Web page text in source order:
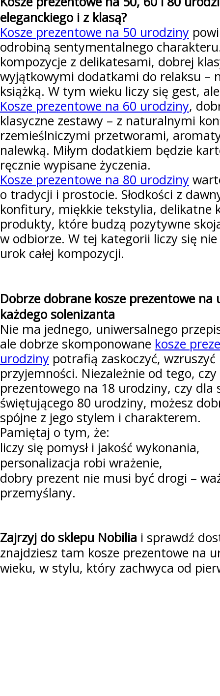
eleganckiego i z klasą?
Kosze prezentowe na 50 urodziny
odrobiną sentymentalnego
kompozycje z delikatesami, dobrej
wyjątkowymi dodatkami do relaksu –
książką. W tym wieku liczy się gest,
Kosze prezentowe na 60 urodziny,
klasyczne zestawy – z naturalnymi
rzemieślniczymi przetworami,
nalewką. Miłym dodatkiem będzie
ręcznie wypisane życzenia.
Kosze prezentowe na 80 urodziny
o tradycji i prostocie. Słodkości z
konfitury, miękkie tekstylia, delikatne
produkty, które budzą pozytywne
w odbiorze. W tej kategorii liczy się
urok całej kompozycji.
Dobrze dobrane kosze prezentowe na
każdego solenizanta
Nie ma jednego, uniwersalnego
ale dobrze skomponowane kosze
urodziny potrafią zaskoczyć,
przyjemności. Niezależnie od tego,
prezentowego na 18 urodziny, czy dla
świętującego 80 urodziny, możesz
spójne z jego stylem i charakterem.
Pamiętaj o tym, że:
liczy się pomysł i jakość wykonania,
personalizacja robi wrażenie,
dobry prezent nie musi być drogi –
przemyślany.
Zajrzyj do sklepu Nobilia i sprawdź
znajdziesz tam kosze prezentowe na
wieku, w stylu, który zachwyca od